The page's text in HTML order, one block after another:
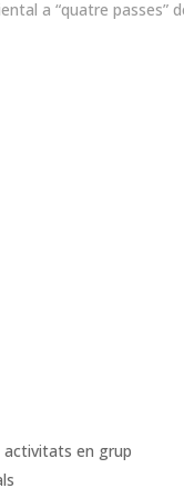
a “quatre passes”
activitats en grup